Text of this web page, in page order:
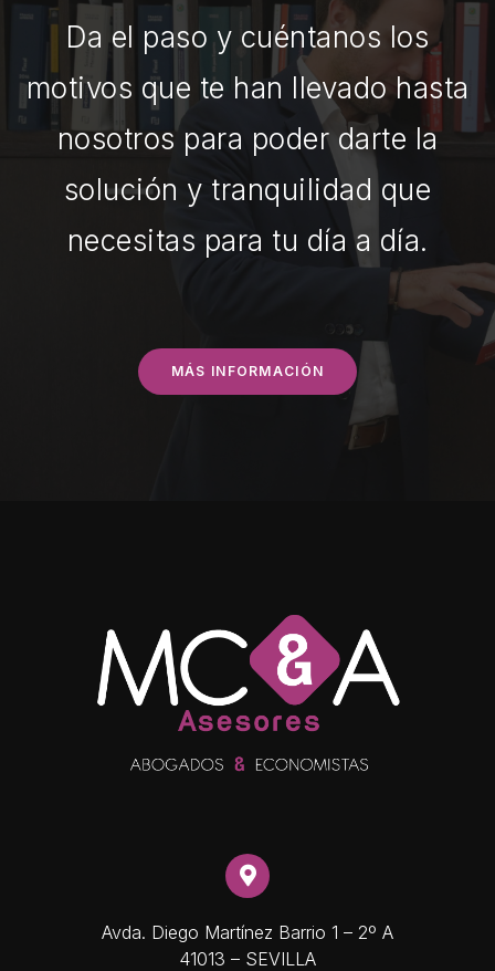
Da el paso y cuéntanos los
motivos que te han llevado hasta
nosotros para poder darte la
solución y tranquilidad que
necesitas para tu día a día.
MÁS INFORMACIÓN
Avda. Diego Martínez Barrio 1 – 2º A
41013 – SEVILLA